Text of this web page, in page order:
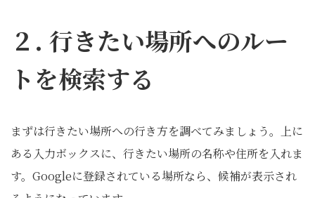
２. 行きたい場所へのルー
トを検索する
まずは行きたい場所への行き方を調べてみましょう。上に
ある入力ボックスに、行きたい場所の名称や住所を入れま
す。Googleに登録されている場所なら、候補が表示され